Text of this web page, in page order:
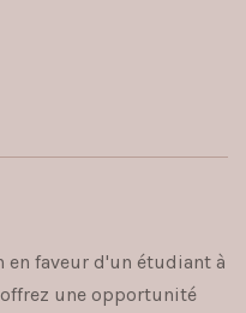
en faveur d'un étudiant à
une opportunité